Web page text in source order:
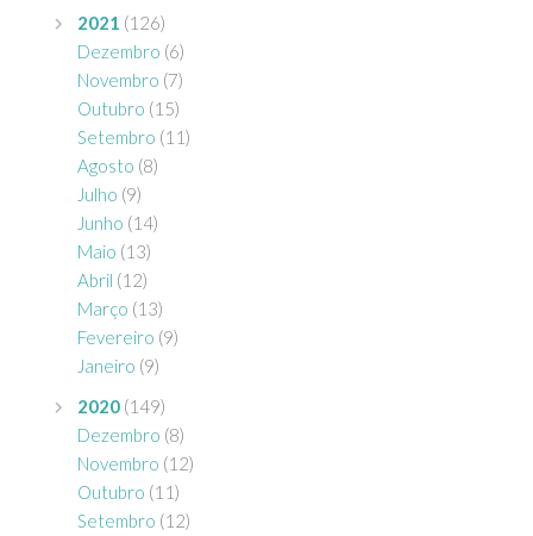
2021 (126)
Dezembro (6)
Novembro (7)
Outubro (15)
Setembro (11)
Agosto (8)
Julho (9)
Junho (14)
Maio (13)
Abril (12)
Março (13)
Fevereiro (9)
Janeiro (9)
2020 (149)
Dezembro (8)
Novembro (12)
Outubro (11)
Setembro (12)